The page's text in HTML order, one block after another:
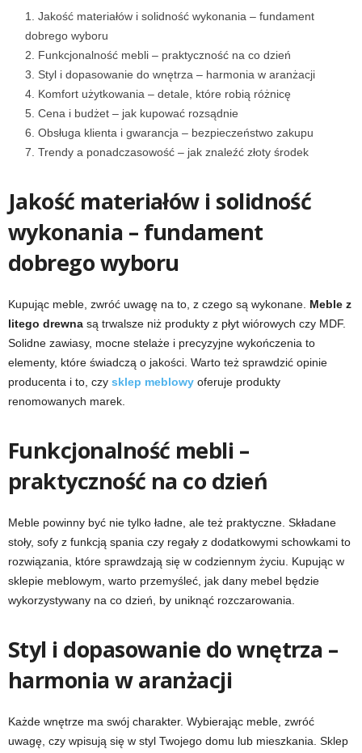
Jakość materiałów i solidność wykonania – fundament
dobrego wyboru
Funkcjonalność mebli – praktyczność na co dzień
Styl i dopasowanie do wnętrza – harmonia w aranżacji
Komfort użytkowania – detale, które robią różnicę
Cena i budżet – jak kupować rozsądnie
Obsługa klienta i gwarancja – bezpieczeństwo zakupu
Trendy a ponadczasowość – jak znaleźć złoty środek
Jakość materiałów i solidność
wykonania – fundament
dobrego wyboru
Kupując meble, zwróć uwagę na to, z czego są wykonane. Meble z
litego drewna są trwalsze niż produkty z płyt wiórowych czy MDF.
Solidne zawiasy, mocne stelaże i precyzyjne wykończenia to
elementy, które świadczą o jakości. Warto też sprawdzić opinie
producenta i to, czy sklep meblowy oferuje produkty
renomowanych marek.
Funkcjonalność mebli –
praktyczność na co dzień
Meble powinny być nie tylko ładne, ale też praktyczne. Składane
stoły, sofy z funkcją spania czy regały z dodatkowymi schowkami to
rozwiązania, które sprawdzają się w codziennym życiu. Kupując w
sklepie meblowym, warto przemyśleć, jak dany mebel będzie
wykorzystywany na co dzień, by uniknąć rozczarowania.
Styl i dopasowanie do wnętrza –
harmonia w aranżacji
Każde wnętrze ma swój charakter. Wybierając meble, zwróć
uwagę, czy wpisują się w styl Twojego domu lub mieszkania. Sklep